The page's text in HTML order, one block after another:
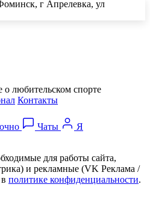
г Апрелевка, ул
о любительском спорте
Контакты
Чаты
Я
для работы сайта,
и рекламные (VK Реклама /
политике конфиденциальности.